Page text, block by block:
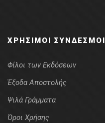
ΧΡΉΣΙΜΟΙ ΣΎΝΔΕΣΜΟΙ
Φίλοι των Εκδόσεων
Έξοδα Αποστολής
Ψιλά Γράμματα
Όροι Χρήσης